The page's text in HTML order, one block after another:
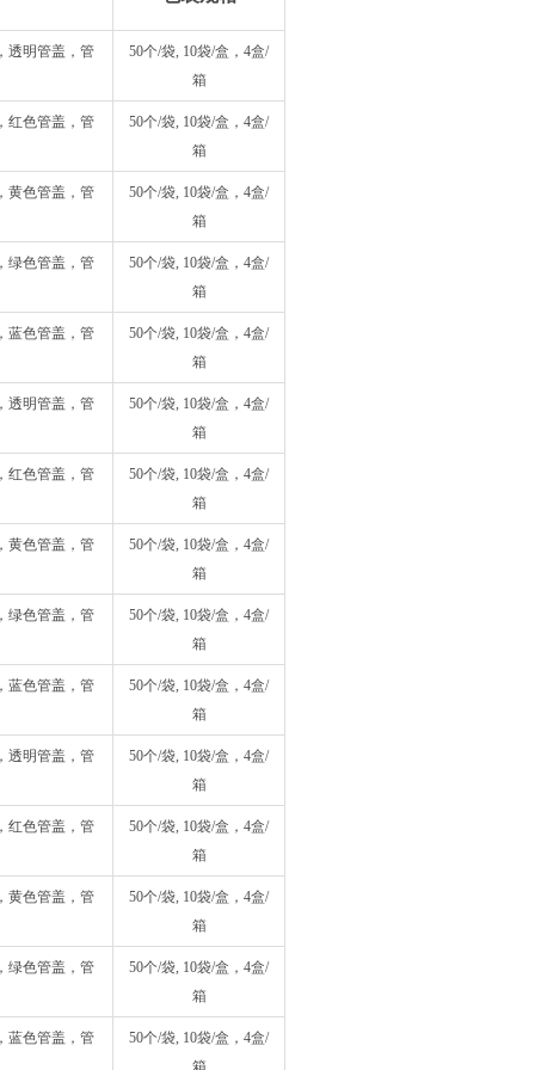
透明管盖，管
50个/袋, 10袋/盒，4盒/
箱
红色管盖，管
50个/袋, 10袋/盒，4盒/
箱
黄色管盖，管
50个/袋, 10袋/盒，4盒/
箱
绿色管盖，管
50个/袋, 10袋/盒，4盒/
箱
蓝色管盖，管
50个/袋, 10袋/盒，4盒/
箱
透明管盖，管
50个/袋, 10袋/盒，4盒/
箱
红色管盖，管
50个/袋, 10袋/盒，4盒/
箱
黄色管盖，管
50个/袋, 10袋/盒，4盒/
箱
绿色管盖，管
50个/袋, 10袋/盒，4盒/
箱
蓝色管盖，管
50个/袋, 10袋/盒，4盒/
箱
透明管盖，管
50个/袋, 10袋/盒，4盒/
箱
红色管盖，管
50个/袋, 10袋/盒，4盒/
箱
黄色管盖，管
50个/袋, 10袋/盒，4盒/
箱
绿色管盖，管
50个/袋, 10袋/盒，4盒/
箱
蓝色管盖，管
50个/袋, 10袋/盒，4盒/
箱